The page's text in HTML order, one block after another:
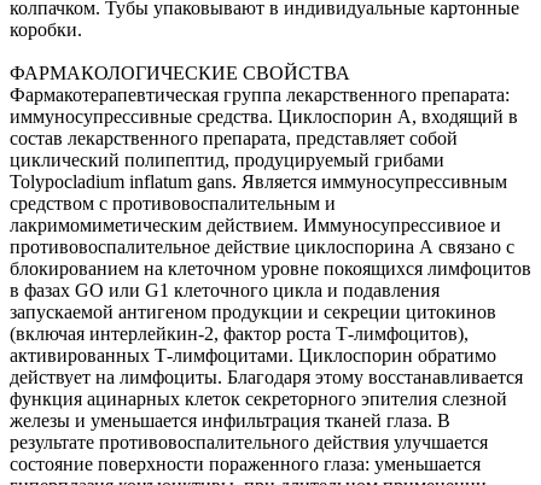
колпачком. Тубы упаковывают в индивидуальные картонные
коробки.
ФАРМАКОЛОГИЧЕСКИЕ СВОЙСТВА
Фармакотерапевтическая группа лекарственного препарата:
иммуносупрессивные средства. Циклоспорин А, входящий в
состав лекарственного препарата, представляет собой
циклический полипептид, продуцируемый грибами
Tolypocladium inflatum gans. Является иммуносупрессивным
средством с противовоспалительным и
лакримомиметическим действием. Иммуносупрессивиое и
противовоспалительное действие циклоспорина А связано с
блокированием на клеточном уровне покоящихся лимфоцитов
в фазах GO или G1 клеточного цикла и подавления
запускаемой антигеном продукции и секреции цитокинов
(включая интерлейкин-2, фактор роста Т-лимфоцитов),
активированных Т-лимфоцитами. Циклоспорин обратимо
действует на лимфоциты. Благодаря этому восстанавливается
функция ацинарных клеток секреторного эпителия слезной
железы и уменьшается инфильтрация тканей глаза. В
результате противовоспалительного действия улучшается
состояние поверхности пораженного глаза: уменьшается